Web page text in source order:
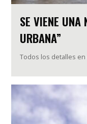
SE VIENE UNA
URBANA”
Todos los detalles en